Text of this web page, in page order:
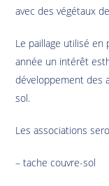
avec des végétaux
Le paillage utilisé
année un intérêt
développement des
sol.
Les associations
– tache couvre-sol